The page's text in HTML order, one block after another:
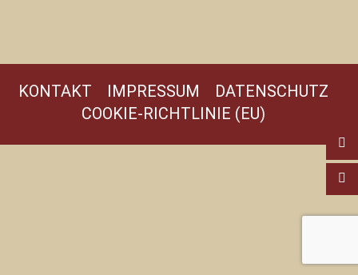
KONTAKT IMPRESSUM
DATENSCHUTZ
COOKIE-RICHTLINIE (EU)